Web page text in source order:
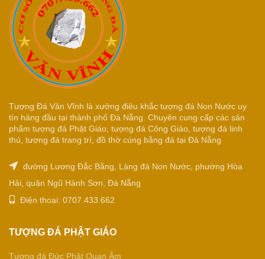
Tượng Đá Văn Vĩnh là xưởng điêu khắc tượng đá Non Nước uy
tín hàng đầu tại thành phố Đà Nẵng. Chuyên cung cấp các sản
phẩm tượng đá Phật Giáo, tượng đá Công Giáo, tượng đá linh
thú, tượng đá trang trí, đồ thờ cúng bằng đá tại Đà Nẵng
đường Lương Đắc Bằng, Làng đá Non Nước, phường Hòa
Hải, quận Ngũ Hành Sơn, Đà Nẵng
Điện thoại: 0707.433.662
TƯỢNG ĐÁ PHẬT GIÁO
Tượng đá Đức Phật Quan Âm